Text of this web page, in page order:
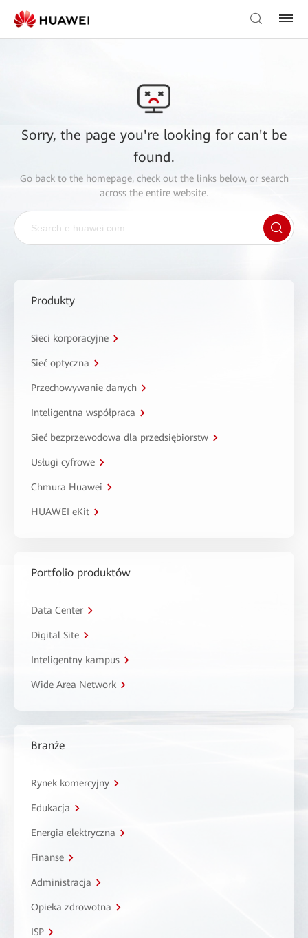
Sorry, the page you're looking for can't be
found.
Go back to the homepage, check out the links below, or search
across the entire website.
Produkty
Sieci korporacyjne
Sieć optyczna
Przechowywanie danych
Inteligentna współpraca
Sieć bezprzewodowa dla przedsiębiorstw
Usługi cyfrowe
Chmura Huawei
HUAWEI eKit
Portfolio produktów
Data Center
Digital Site
Inteligentny kampus
Wide Area Network
Branże
Rynek komercyjny
Edukacja
Energia elektryczna
Finanse
Administracja
Opieka zdrowotna
ISP